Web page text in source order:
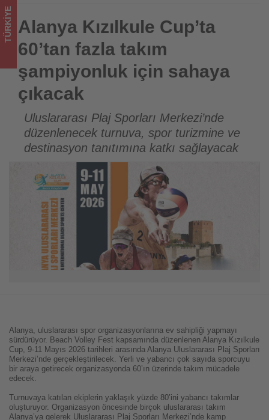
-
Tourexpi,
sizler
için
turizmde
olup
bitenleri
takip
ediyor!
Alanya Kızılkule Cup’ta 60’tan fazla takım şampiyonluk için
sahaya çıkacak
TÜRKIYE Alanya Kızılkule Cup’ta
60’tan fazla takım
şampiyonluk için sahaya
çıkacak
Uluslararası Plaj Sporları Merkezi’nde
düzenlenecek turnuva, spor turizmine ve
destinasyon tanıtımına katkı sağlayacak
Alanya, uluslararası spor organizasyonlarına ev sahipliği yapmayı
sürdürüyor. Beach Volley Fest kapsamında düzenlenen Alanya Kızılkule
Cup, 9-11 Mayıs 2026 tarihleri arasında Alanya Uluslararası Plaj Sporları
Merkezi’nde gerçekleştirilecek. Yerli ve yabancı çok sayıda sporcuyu
bir araya getirecek organizasyonda 60’ın üzerinde takım mücadele
edecek.
Turnuvaya katılan ekiplerin yaklaşık yüzde 80’ini yabancı takımlar
oluşturuyor. Organizasyon öncesinde birçok uluslararası takım
Alanya’ya gelerek Uluslararası Plaj Sporları Merkezi’nde kamp